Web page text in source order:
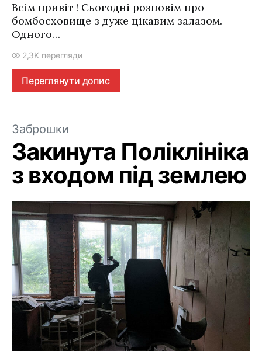
Всім привіт ! Сьогодні розповім про
бомбосховище з дуже цікавим залазом.
Одного…
2,3K перегляди
Переглянути допис
Заброшки
Закинута Поліклініка
з входом під землею